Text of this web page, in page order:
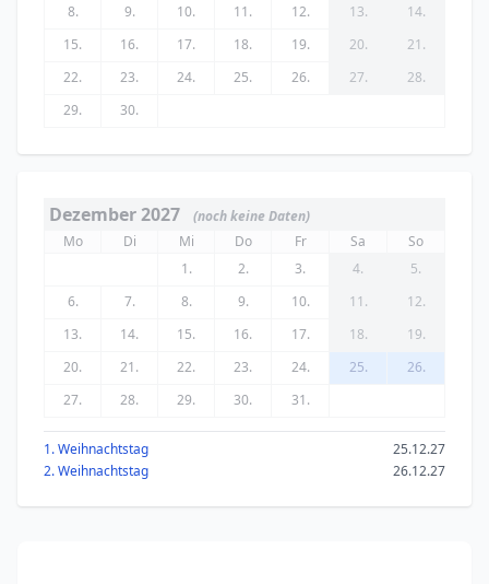
8.
9. 10. 11. 12. 13.
14.
15.
16. 17. 18. 19. 20.
21.
22.
23. 24. 25. 26. 27.
28.
29.
30.
Dezember 2027
(noch keine Daten)
Mo
Di Mi Do Fr Sa
So
1.
2. 3. 4.
5.
6.
7. 8. 9. 10. 11.
12.
13.
14. 15. 16. 17. 18.
19.
20.
21. 22. 23. 24. 25.
26.
27.
28. 29. 30. 31.
1. Weihnachtstag
25.12.27
2. Weihnachtstag
26.12.27